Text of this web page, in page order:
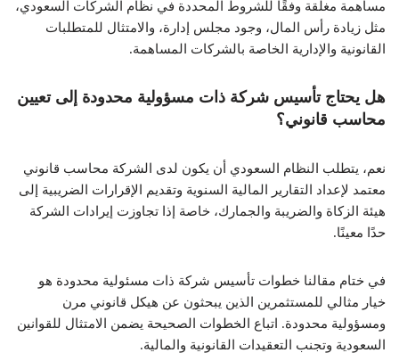
مساهمة مغلقة وفقًا للشروط المحددة في نظام الشركات السعودي،
مثل زيادة رأس المال، وجود مجلس إدارة، والامتثال للمتطلبات
القانونية والإدارية الخاصة بالشركات المساهمة.
هل يحتاج تأسيس شركة ذات مسؤولية محدودة إلى تعيين
محاسب قانوني؟
نعم، يتطلب النظام السعودي أن يكون لدى الشركة محاسب قانوني
معتمد لإعداد التقارير المالية السنوية وتقديم الإقرارات الضريبية إلى
هيئة الزكاة والضريبة والجمارك، خاصة إذا تجاوزت إيرادات الشركة
حدًا معينًا.
في ختام مقالنا خطوات تأسيس شركة ذات مسئولية محدودة هو
خيار مثالي للمستثمرين الذين يبحثون عن هيكل قانوني مرن
ومسؤولية محدودة. اتباع الخطوات الصحيحة يضمن الامتثال للقوانين
السعودية وتجنب التعقيدات القانونية والمالية.